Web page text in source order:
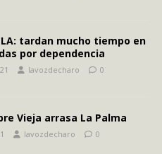
tardan mucho tiempo en
por dependencia
lavozdecharo 0
Vieja arrasa La Palma
lavozdecharo 0